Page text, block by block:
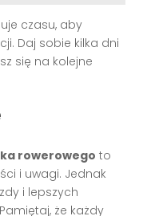
czasu, aby
Daj sobie kilka dni
się na kolejne
rowerowego to
i uwagi. Jednak
i lepszych
że każdy